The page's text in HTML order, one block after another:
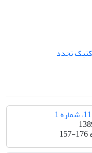
تجدد
157-176